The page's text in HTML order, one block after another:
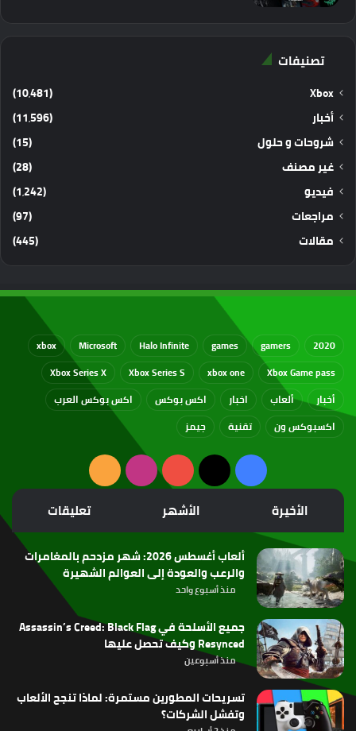
تصنيفات
Xbox
(10٬481)
أخبار
(11٬596)
شروحات و حلول
(15)
غير مصنف
(28)
فيديو
(1٬242)
مراجعات
(97)
مقالات
(445)
2020
gamers
games
Halo Infinite
Microsoft
xbox
Xbox Game pass
xbox one
Xbox Series S
Xbox Series X
أخبار
ألعاب اخبار اكس بوكس
اكس بوكس العرب
اكسبوكس ون
تقنية جيمز
فيسبوك
‫X
‫YouTubeانستقرامملخص
الموقع
RSS
الأخيرة الأشهر تعليقات
ألعاب أغسطس 2026: شهر مزدحم بالمغامرات
والرعب والعودة إلى العوالم الشهيرة
منذ أسبوع واحد
جميع الأسلحة في Assassin’s Creed: Black Flag
Resynced وكيف تحصل عليها
منذ أسبوعين
تسريحات المطورين مستمرة: لماذا تنجح الألعاب
وتفشل الشركات؟